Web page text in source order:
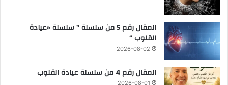
المقال رقم 5 من سلسلة ” سلسلة «عيادة
القلوب “
2026-08-02
المقال رقم 4 من سلسلة عيادة القلوب
2026-08-01